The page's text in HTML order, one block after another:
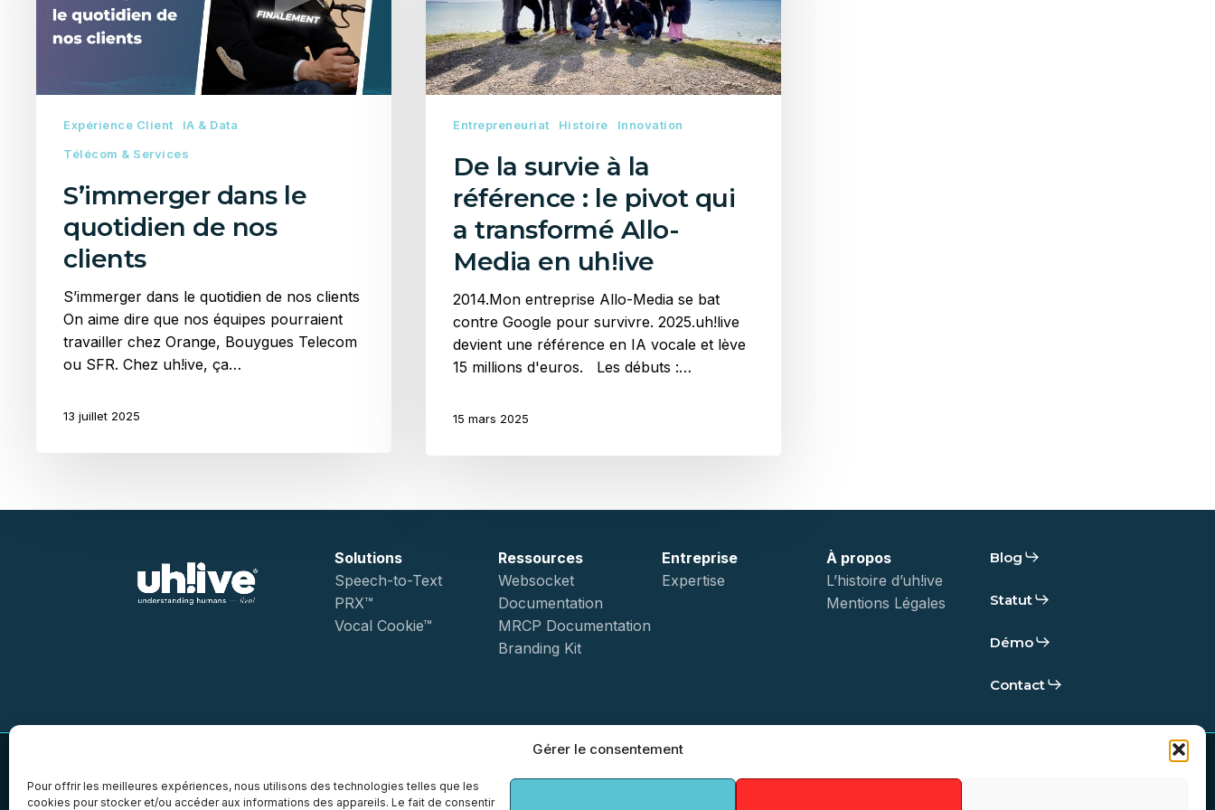
Gérer le consentement
Pour offrir les meilleures expériences, nous utilisons des technologies telles que les
cookies pour stocker et/ou accéder aux informations des appareils. Le fait de consentir
nos
clients
Expérience Client
IA & Data
Télécom & Services
S’immerger dans le
quotidien de nos
clients
S’immerger dans le quotidien de nos clients
On aime dire que nos équipes pourraient
travailler chez Orange, Bouygues Telecom
ou SFR. Chez uh!ive, ça…
13 juillet 2025
référence
:
le
pivot
transformé
Allo-
Media
uh!ive
Entrepreneuriat Histoire Innovation
De la survie à la
référence : le pivot qui
a transformé Allo-
Media en uh!ive
2014.Mon entreprise Allo-Media se bat
contre Google pour survivre. 2025.uh!live
devient une référence en IA vocale et lève
15 millions d'euros. Les débuts :…
15 mars 2025
Solutions
Speech-to-Text
PRX™
Vocal Cookie™
Ressources
Websocket
Documentation
MRCP Documentation
Branding Kit
Entreprise
Expertise
À propos
L’histoire d’uh!ive
Mentions Légales
Blog
Statut
Démo
Contact
x-
twitter
facebook linkedin youtube instagram